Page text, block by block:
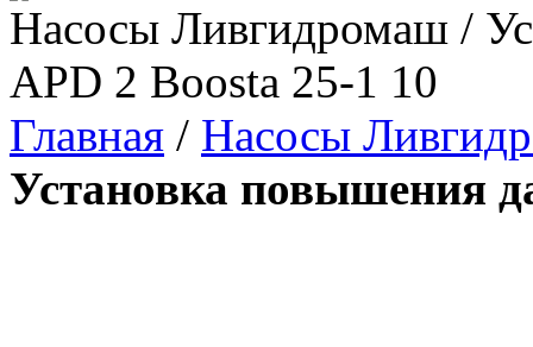
Насосы Ливгидромаш /
APD 2 Boosta 25-1 10
Главная / Насосы
Установка повышения